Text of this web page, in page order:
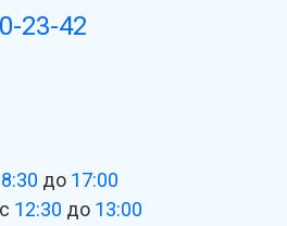
23-42
8:30 до 17:00
с 12:30 до 13:00